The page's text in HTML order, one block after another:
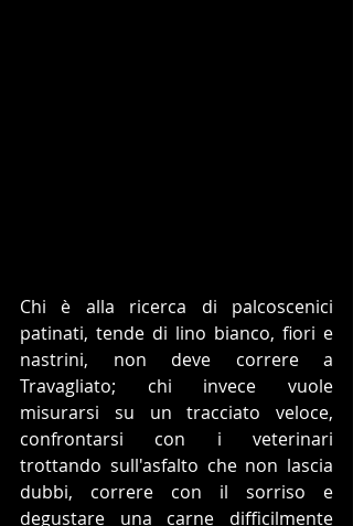
Chi è alla ricerca di palcoscenici
patinati, tende di lino bianco, fiori e
nastrini, non deve correre a
Travagliato; chi invece vuole
misurarsi su un tracciato veloce,
confrontarsi con i veterinari
trottando sull'asfalto che non lascia
dubbi, correre con il sorriso e
degustare una carne difficilmente